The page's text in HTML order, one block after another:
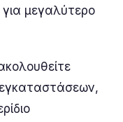
για μεγαλύτερο
εγκαταστάσεων,